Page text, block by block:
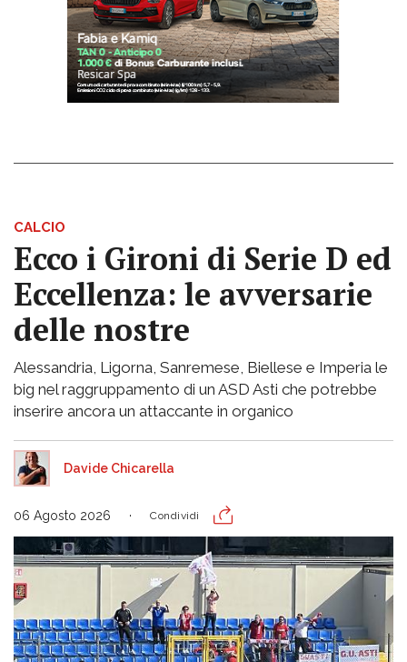
CALCIO
Ecco i Gironi di Serie D ed
Eccellenza: le avversarie
delle nostre
Alessandria, Ligorna, Sanremese, Biellese e Imperia le
big nel raggruppamento di un ASD Asti che potrebbe
inserire ancora un attaccante in organico
Davide Chicarella
06 Agosto 2026 Condividi